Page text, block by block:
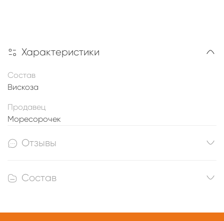
Характеристики
Состав
Вискоза
Продавец
Моресорочек
Отзывы
Состав